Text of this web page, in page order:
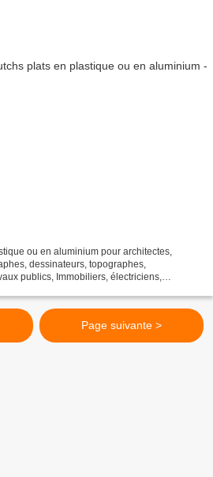
ou en aluminium pour architectes,
dessinateurs, topographes,
publics, Immobiliers, électriciens,
Page suivante >